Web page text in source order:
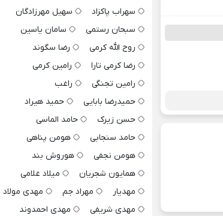
سهراب پاکزاد
سهیل مهرزادگان
سبحان رستمی
سامان یاسین
روح الله کرمی
رضا سگوند
رضا کرمی تارا
رامین کرمی
رامین تجنگی
راغب
حمیدرضا بابایی
حمید هیراد
حسن زیرک
حامد الماسی
حامد سنجابی
هومن پناهی
هومن نجفی
هوروش بند
همایون شجریان
میلاد غلامی
مهدیار
مهراد جم
مهدی مولاد
مهدی شریفی
مهدی احمدوند